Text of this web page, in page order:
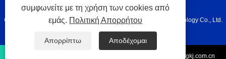
juhang@juhangkj.com.cn
Sitemap
RSS XML Privacy Policy
Copyright © 2021 Taizhou Juhang Automation Equipement Technology Co., Ltd.
Όλα τα δικαιώματα διατηρούνται.
συμφωνείτε με τη χρήση των cookies από
εμάς. Πολιτική Απορρήτου
Απορρίπτω Αποδέχομαι